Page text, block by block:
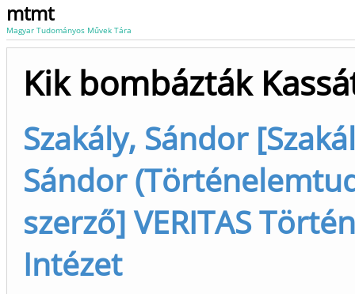
mtmt
Magyar Tudományos Művek Tára
Kik bombázták
Szakály, Sándor
Sándor
szerző] VERITAS
Intézet